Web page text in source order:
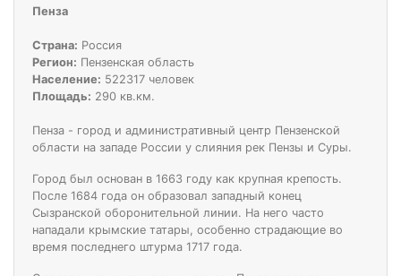
Пенза
Страна: Россия
Регион: Пензенская область
Население: 522317 человек
Площадь: 290 кв.км.
Пенза - город и административный центр Пензенской
области на западе России у слияния рек Пензы и Суры.
Город был основан в 1663 году как крупная крепость.
После 1684 года он образовал западный конец
Сызранской оборонительной линии. На него часто
нападали крымские татары, особенно страдающие во
время последнего штурма 1717 года.